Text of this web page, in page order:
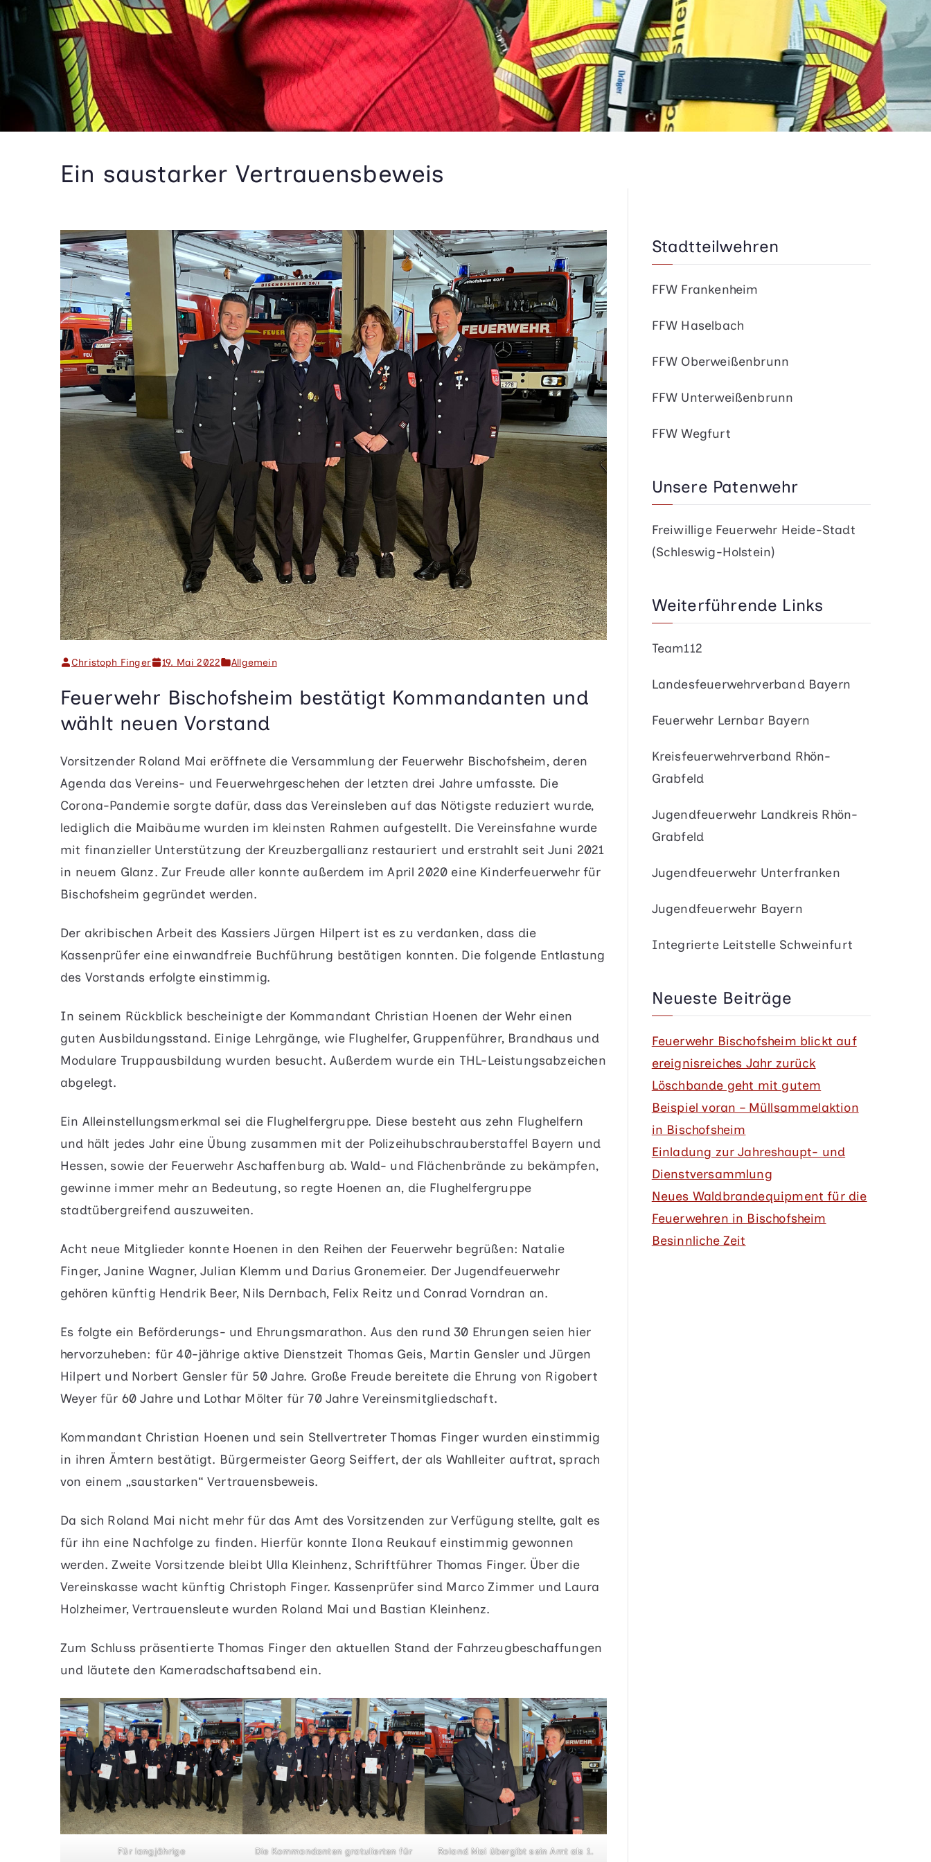
Ein saustarker Vertrauensbeweis
Christoph Finger 19. Mai 2022 Allgemein
Feuerwehr Bischofsheim bestätigt Kommandanten und
wählt neuen Vorstand
Vorsitzender Roland Mai eröffnete die Versammlung der Feuerwehr Bischofsheim, deren
Agenda das Vereins- und Feuerwehrgeschehen der letzten drei Jahre umfasste. Die
Corona-Pandemie sorgte dafür, dass das Vereinsleben auf das Nötigste reduziert wurde,
lediglich die Maibäume wurden im kleinsten Rahmen aufgestellt. Die Vereinsfahne wurde
mit finanzieller Unterstützung der Kreuzbergallianz restauriert und erstrahlt seit Juni 2021
in neuem Glanz. Zur Freude aller konnte außerdem im April 2020 eine Kinderfeuerwehr für
Bischofsheim gegründet werden.
Der akribischen Arbeit des Kassiers Jürgen Hilpert ist es zu verdanken, dass die
Kassenprüfer eine einwandfreie Buchführung bestätigen konnten. Die folgende Entlastung
des Vorstands erfolgte einstimmig.
In seinem Rückblick bescheinigte der Kommandant Christian Hoenen der Wehr einen
guten Ausbildungsstand. Einige Lehrgänge, wie Flughelfer, Gruppenführer, Brandhaus und
Modulare Truppausbildung wurden besucht. Außerdem wurde ein THL-Leistungsabzeichen
abgelegt.
Ein Alleinstellungsmerkmal sei die Flughelfergruppe. Diese besteht aus zehn Flughelfern
und hält jedes Jahr eine Übung zusammen mit der Polizeihubschrauberstaffel Bayern und
Hessen, sowie der Feuerwehr Aschaffenburg ab. Wald- und Flächenbrände zu bekämpfen,
gewinne immer mehr an Bedeutung, so regte Hoenen an, die Flughelfergruppe
stadtübergreifend auszuweiten.
Acht neue Mitglieder konnte Hoenen in den Reihen der Feuerwehr begrüßen: Natalie
Finger, Janine Wagner, Julian Klemm und Darius Gronemeier. Der Jugendfeuerwehr
gehören künftig Hendrik Beer, Nils Dernbach, Felix Reitz und Conrad Vorndran an.
Es folgte ein Beförderungs- und Ehrungsmarathon. Aus den rund 30 Ehrungen seien hier
hervorzuheben: für 40-jährige aktive Dienstzeit Thomas Geis, Martin Gensler und Jürgen
Hilpert und Norbert Gensler für 50 Jahre. Große Freude bereitete die Ehrung von Rigobert
Weyer für 60 Jahre und Lothar Mölter für 70 Jahre Vereinsmitgliedschaft.
Kommandant Christian Hoenen und sein Stellvertreter Thomas Finger wurden einstimmig
in ihren Ämtern bestätigt. Bürgermeister Georg Seiffert, der als Wahlleiter auftrat, sprach
von einem „saustarken“ Vertrauensbeweis.
Da sich Roland Mai nicht mehr für das Amt des Vorsitzenden zur Verfügung stellte, galt es
für ihn eine Nachfolge zu finden. Hierfür konnte Ilona Reukauf einstimmig gewonnen
werden. Zweite Vorsitzende bleibt Ulla Kleinhenz, Schriftführer Thomas Finger. Über die
Vereinskasse wacht künftig Christoph Finger. Kassenprüfer sind Marco Zimmer und Laura
Holzheimer, Vertrauensleute wurden Roland Mai und Bastian Kleinhenz.
Zum Schluss präsentierte Thomas Finger den aktuellen Stand der Fahrzeugbeschaffungen
und läutete den Kameradschaftsabend ein.
Für langjährige
Die Kommandanten gratulierten für
Roland Mai übergibt sein Amt als 1.
Stadtteilwehren
FFW Frankenheim
FFW Haselbach
FFW Oberweißenbrunn
FFW Unterweißenbrunn
FFW Wegfurt
Unsere Patenwehr
Freiwillige Feuerwehr Heide-Stadt
(Schleswig-Holstein)
Weiterführende Links
Team112
Landesfeuerwehrverband Bayern
Feuerwehr Lernbar Bayern
Kreisfeuerwehrverband Rhön-
Grabfeld
Jugendfeuerwehr Landkreis Rhön-
Grabfeld
Jugendfeuerwehr Unterfranken
Jugendfeuerwehr Bayern
Integrierte Leitstelle Schweinfurt
Neueste Beiträge
Feuerwehr Bischofsheim blickt auf
ereignisreiches Jahr zurück
Löschbande geht mit gutem
Beispiel voran – Müllsammelaktion
in Bischofsheim
Einladung zur Jahreshaupt- und
Dienstversammlung
Neues Waldbrandequipment für die
Feuerwehren in Bischofsheim
Besinnliche Zeit